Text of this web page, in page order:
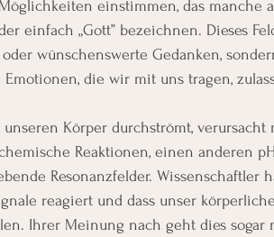
einstimmen, das manche
einfach „Gott” bezeichnen. Dieses
wünschenswerte Gedanken,
Emotionen, die wir mit uns tragen,
unseren Körper durchströmt,
Reaktionen, einen anderen
Resonanzfelder. Wissenschaftler
reagiert und dass unser
Ihrer Meinung nach geht dies